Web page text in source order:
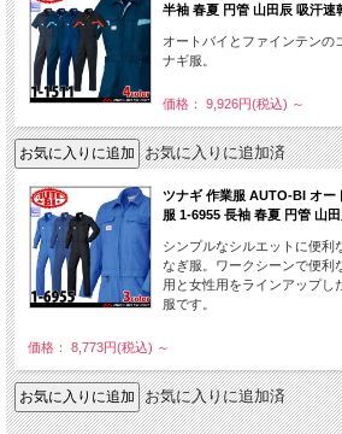
半袖 春夏 円管 山田辰 吸汗速
オートバイとファインテンの
ナギ服。
価格： 9,926円(税込) ～
お気に入りに追加済
ツナギ 作業服 AUTO-BI オー
服 1-6955 長袖 春夏 円管 山
シンプルなシルエットに便利
なぎ服。ワークシーンで便利
用と女性用をラインアップし
服です。
価格： 8,773円(税込) ～
お気に入りに追加済